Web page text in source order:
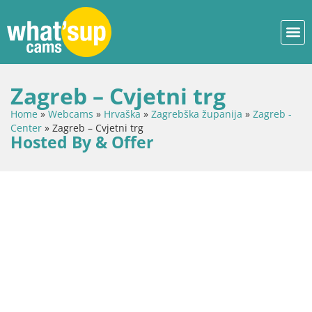
Zagreb – Cvjetni trg
Home»Webcams » Hrvaška » Zagrebška županija » Zagreb -
Center » Zagreb – Cvjetni trg
Hosted By & Offer